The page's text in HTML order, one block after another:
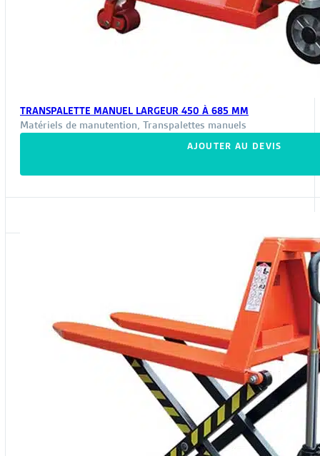
TRANSPALETTE MANUEL LARGEUR 450 À 685 MM
Matériels de manutention, Transpalettes manuels
AJOUTER AU DEVIS